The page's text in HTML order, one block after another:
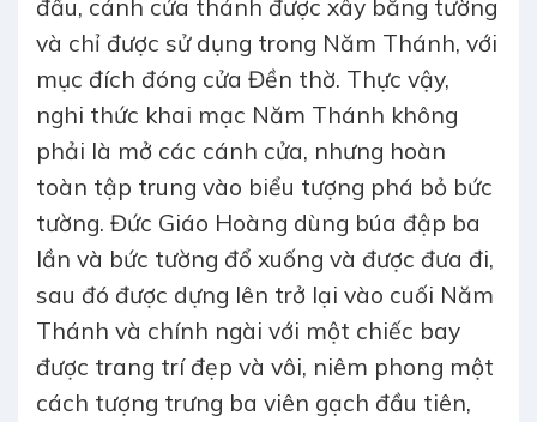
đầu, cánh cửa thánh được xây bằng tường
và chỉ được sử dụng trong Năm Thánh, với
mục đích đóng cửa Đền thờ. Thực vậy,
nghi thức khai mạc Năm Thánh không
phải là mở các cánh cửa, nhưng hoàn
toàn tập trung vào biểu tượng phá bỏ bức
tường. Đức Giáo Hoàng dùng búa đập ba
lần và bức tường đổ xuống và được đưa đi,
sau đó được dựng lên trở lại vào cuối Năm
Thánh và chính ngài với một chiếc bay
được trang trí đẹp và vôi, niêm phong một
cách tượng trưng ba viên gạch đầu tiên,